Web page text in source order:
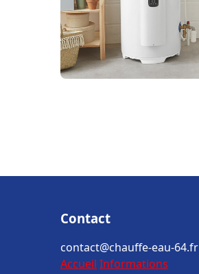
Contact
contact@chauffe-eau-64.fr
Accueil Informations